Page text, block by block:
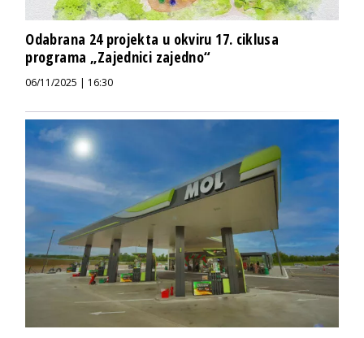
Odabrana 24 projekta u okviru 17. ciklusa
programa „Zajednici zajedno“
06/11/2025 | 16:30